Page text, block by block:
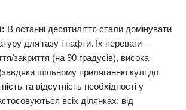
В останні десятиліття стали домінувати
для газу і нафти. Їх переваги –
закриття (на 90 градусів), висока
щільному приляганню кулі до
та відсутність необхідності у
всіх ділянках: від